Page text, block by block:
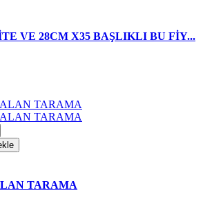
VE 28CM X35 BAŞLIKLI BU FİY...
TARAMA